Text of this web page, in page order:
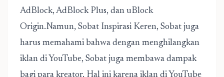
AdBlock, AdBlock Plus, dan uBlock
Origin.Namun, Sobat Inspirasi Keren, Sobat juga
harus memahami bahwa dengan menghilangkan
iklan di YouTube, Sobat juga membawa dampak
bagi para kreator. Hal ini karena iklan di YouTube